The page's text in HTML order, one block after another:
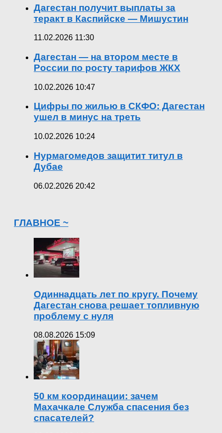
Дагестан получит выплаты за
теракт в Каспийске — Мишустин
11.02.2026 11:30
Дагестан — на втором месте в
России по росту тарифов ЖКХ
10.02.2026 10:47
Цифры по жилью в СКФО: Дагестан
ушел в минус на треть
10.02.2026 10:24
Нурмагомедов защитит титул в
Дубае
06.02.2026 20:42
ГЛАВНОЕ ~
Одиннадцать лет по кругу. Почему
Дагестан снова решает топливную
проблему с нуля
08.08.2026 15:09
50 км координации: зачем
Махачкале Служба спасения без
спасателей?